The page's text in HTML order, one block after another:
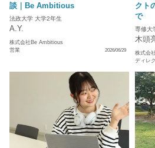
談｜Be Ambitious
法政大学 大学2年生
A.Y.
株式会社Be Ambitious
営業
2026/06/29
クト
で
専修大
木頭
株式会
ディレ